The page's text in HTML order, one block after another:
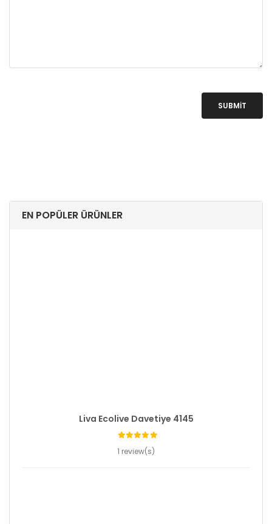
SUBMIT
EN POPÜLER ÜRÜNLER
Liva Ecolive Davetiye 4145
1 review(s)